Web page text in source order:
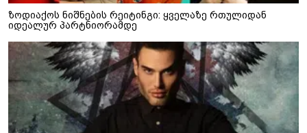
ზოდიაქოს ნიშნების რეიტინგი: ყველაზე რთულიდან
იდეალურ პარტნიორამდე